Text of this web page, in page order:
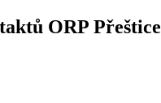
ORP Přeštice